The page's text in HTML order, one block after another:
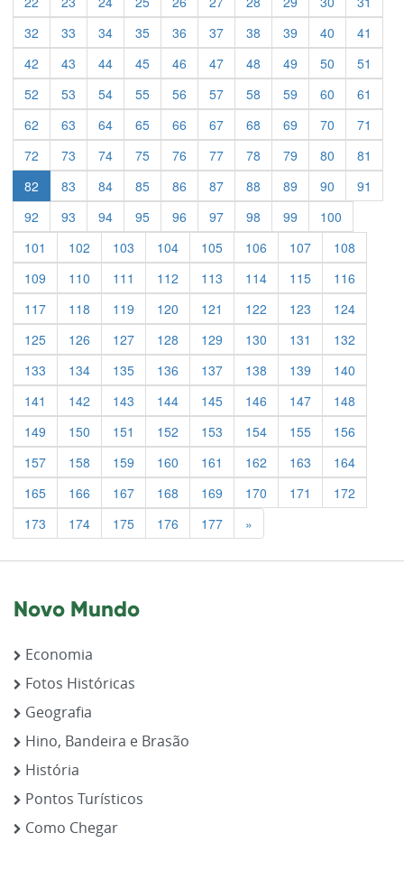
32
33 34 35 36 37 38 39 40
41
42
43 44 45 46 47 48 49 50
51
52
53 54 55 56 57 58 59 60
61
62
63 64 65 66 67 68 69 70
71
72
73 74 75 76 77 78 79 80
81
82
83 84 85 86 87 88 89 90
91
92
93 94 95 96 97 98 99
100
101
102 103 104 105 106 107
108
109
110 111 112 113 114 115
116
117
118 119 120 121 122 123
124
125
126 127 128 129 130 131
132
133
134 135 136 137 138 139
140
141
142 143 144 145 146 147
148
149
150 151 152 153 154 155
156
157
158 159 160 161 162 163
164
165
166 167 168 169 170 171
172
173
174 175 176 177 »
Novo Mundo
Economia
Fotos Históricas
Geografia
Hino, Bandeira e Brasão
História
Pontos Turísticos
Como Chegar